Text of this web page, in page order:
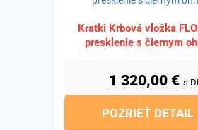
Kratki Krbová vložka
presklenie s čiernym
1 320,00 € s
POZRIEŤ DETAIL